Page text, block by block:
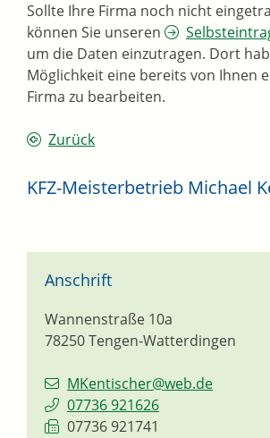
Sollte Ihre Firma noch nicht
können Sie unseren
um die Daten einzutragen. Dort
Möglichkeit eine bereits von Ihnen
Firma zu bearbeiten.
Zurück
KFZ-Meisterbetrieb Michael
Anschrift
Wannenstraße 10a
78250Tengen-Watterdingen
MKentischer@web.de
07736 921626
07736 921741